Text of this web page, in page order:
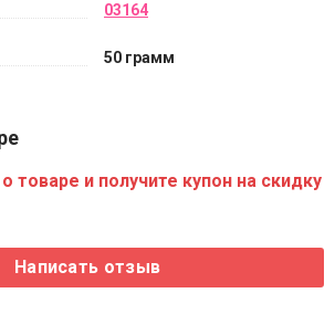
03164
50 грамм
товаре и получите купон на скидку